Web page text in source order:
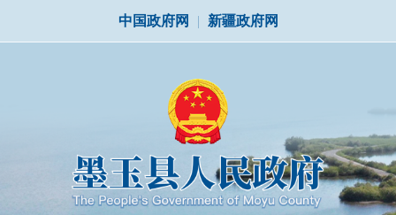
中国政府网 | 新疆政府网